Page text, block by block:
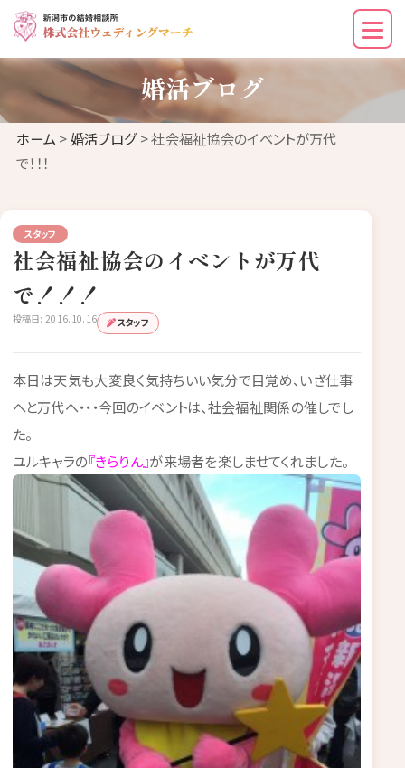
婚活ブログ
ホーム >婚活ブログ> 社会福祉協会のイベントが万代
で！！！
スタッフ
社会福祉協会のイベントが万代
で！！！
投稿日: 2016.10.16 スタッフ
本日は天気も大変良く気持ちいい気分で目覚め、いざ仕事
へと万代へ・・・今回のイベントは、社会福祉関係の催しでし
た。
ユルキャラの『きらりん』が来場者を楽しませてくれました。